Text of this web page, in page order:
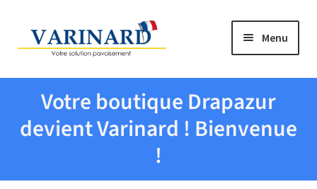
Aller à la navigation
Aller au contenu Menu
Tous les produits
Drapeaux et pavillons
Votre boutique Drapazur
devient Varinard ! Bienvenue
!